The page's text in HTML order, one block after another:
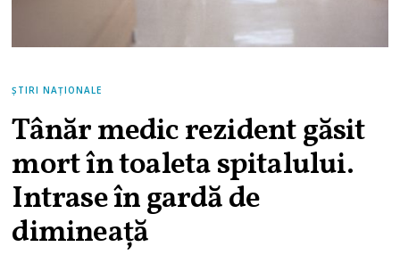
ȘTIRI NAȚIONALE
Tânăr medic rezident găsit
mort în toaleta spitalului.
Intrase în gardă de
dimineață